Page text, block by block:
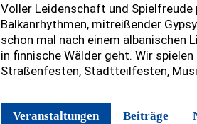
Voller Leidenschaft und
Balkanrhythmen, mitreißender
schon mal nach einem albanischen
in finnische Wälder geht. Wir
Straßenfesten, Stadtteilfesten,
Veranstaltungen Beiträge